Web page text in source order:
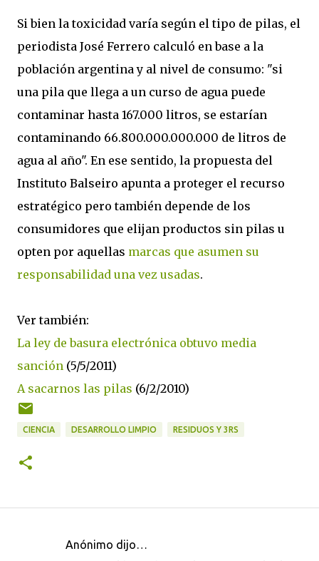
Si bien la toxicidad varía según el tipo de pilas, el
periodista José Ferrero calculó en base a la
población argentina y al nivel de consumo: "si
una pila que llega a un curso de agua puede
contaminar hasta 167.000 litros, se estarían
contaminando 66.800.000.000.000 de litros de
agua al año". En ese sentido, la propuesta del
Instituto Balseiro apunta a proteger el recurso
estratégico pero también depende de los
consumidores que elijan productos sin pilas u
opten por aquellas marcas que asumen su
responsabilidad una vez usadas.
Ver también:
La ley de basura electrónica obtuvo media
sanción (5/5/2011)
A sacarnos las pilas (6/2/2010)
CIENCIA DESARROLLO LIMPIO RESIDUOS Y 3RS
Anónimo dijo…